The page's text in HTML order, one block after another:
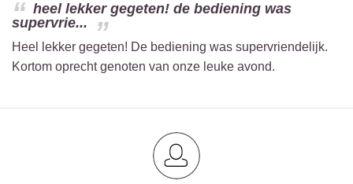
heel lekker gegeten! de bediening was
supervrie...
Heel lekker gegeten! De bediening was supervriendelijk.
Kortom oprecht genoten van onze leuke avond.